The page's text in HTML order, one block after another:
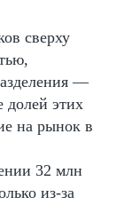
сверху
—
долей этих
на рынок в
32 млн
из-за